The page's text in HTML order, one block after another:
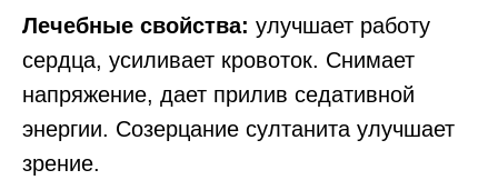
Лечебные свойства: улучшает работу
сердца, усиливает кровоток. Снимает
напряжение, дает прилив седативной
энергии. Созерцание султанита улучшает
зрение.